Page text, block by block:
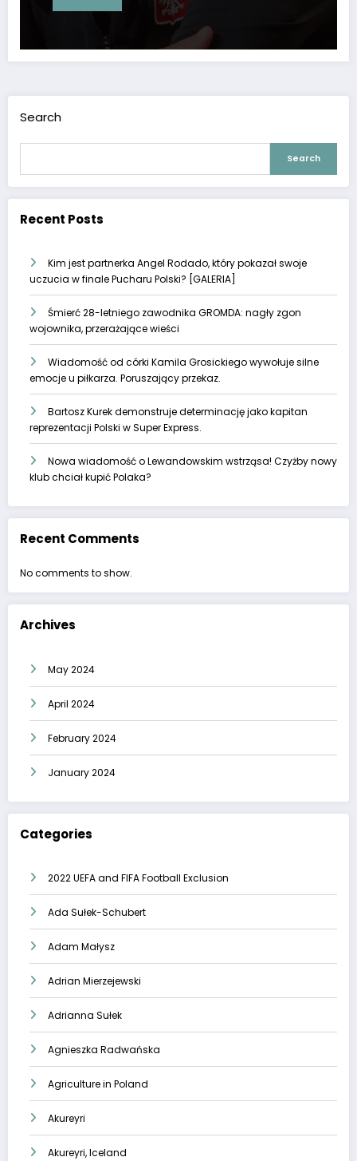
Search
Search
Recent Posts
Kim jest partnerka Angel Rodado, który pokazał swoje
uczucia w finale Pucharu Polski? [GALERIA]
Śmierć 28-letniego zawodnika GROMDA: nagły zgon
wojownika, przerażające wieści
Wiadomość od córki Kamila Grosickiego wywołuje silne
emocje u piłkarza. Poruszający przekaz.
Bartosz Kurek demonstruje determinację jako kapitan
reprezentacji Polski w Super Express.
Nowa wiadomość o Lewandowskim wstrząsa! Czyżby nowy
klub chciał kupić Polaka?
Recent Comments
No comments to show.
Archives
May 2024
April 2024
February 2024
January 2024
Categories
2022 UEFA and FIFA Football Exclusion
Ada Sułek-Schubert
Adam Małysz
Adrian Mierzejewski
Adrianna Sułek
Agnieszka Radwańska
Agriculture in Poland
Akureyri
Akureyri, Iceland